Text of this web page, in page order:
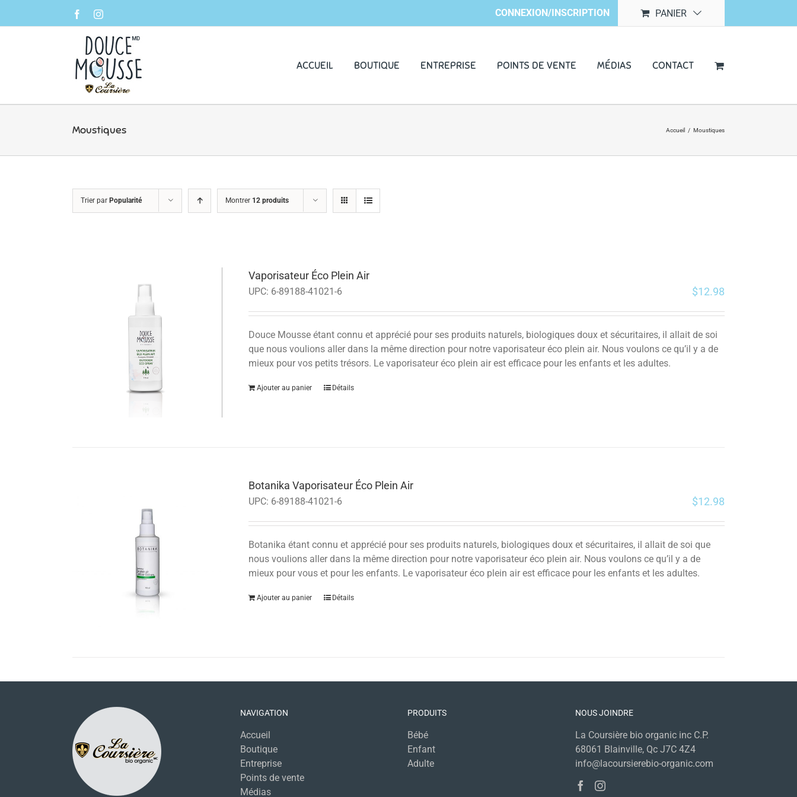
FacebookInstagram CONNEXION/INSCRIPTION PANIER
ACCUEIL BOUTIQUE ENTREPRISE POINTS DE VENTE MÉDIAS CONTACT
Moustiques Accueil / Moustiques
Trier par Popularité Montrer 12 produits
Vaporisateur Éco Plein Air
UPC: 6-89188-41021-6 $12.98
Douce Mousse étant connu et apprécié pour ses produits naturels, biologiques doux et sécuritaires, il allait de soi
que nous voulions aller dans la même direction pour notre vaporisateur éco plein air. Nous voulons ce qu’il y a de
mieux pour vos petits trésors. Le vaporisateur éco plein air est efficace pour les enfants et les adultes.
Ajouter au panier Détails
Botanika Vaporisateur Éco Plein Air
UPC: 6-89188-41021-6 $12.98
Botanika étant connu et apprécié pour ses produits naturels, biologiques doux et sécuritaires, il allait de soi que
nous voulions aller dans la même direction pour notre vaporisateur éco plein air. Nous voulons ce qu’il y a de
mieux pour vous et pour les enfants. Le vaporisateur éco plein air est efficace pour les enfants et les adultes.
Ajouter au panier Détails
NAVIGATION
Accueil
Boutique
Entreprise
Points de vente
Médias
PRODUITS
Bébé
Enfant
Adulte
NOUS JOINDRE
La Coursière bio organic inc C.P.
68061 Blainville, Qc J7C 4Z4
info@lacoursierebio-organic.com